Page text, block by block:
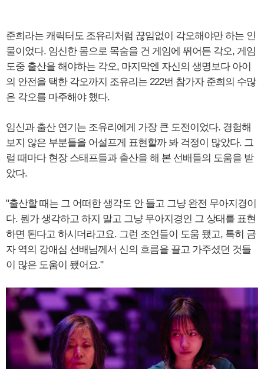
준희라는 캐릭터도 조유리처럼 끊임없이 각오해야만 하는 인
물이었다. 임신한 몸으로 목숨을 건 게임에 뛰어든 각오, 게임
도중 출산을 해야하는 각오, 마지막엔 자신의 생명보다 아이
의 안전을 택한 각오까지 조유리는 222번 참가자 준희의 수많
은 각오를 마주해야 했다.
임신과 출산 연기는 조유리에게 가장 큰 도전이었다. 경험해
보지 않은 부분들을 어설프게 표현할까 봐 걱정이 많았다. 그
럴 때마다 현장 스태프들과 출산을 해 본 선배들의 도움을 받
았다.
"출산할 때는 그 어떠한 생각도 안 들고 그냥 완전 무아지경이
다. 뭔가 생각하고 하지 말고 그냥 무아지경인 그 상태를 표현
하면 된다고 하시더라고요. 그런 조언들이 도움 됐고, 특히 금
자 역의 강애심 선배님께서 신의 흐름을 끌고 가주셨던 것들
이 많은 도움이 됐어요."